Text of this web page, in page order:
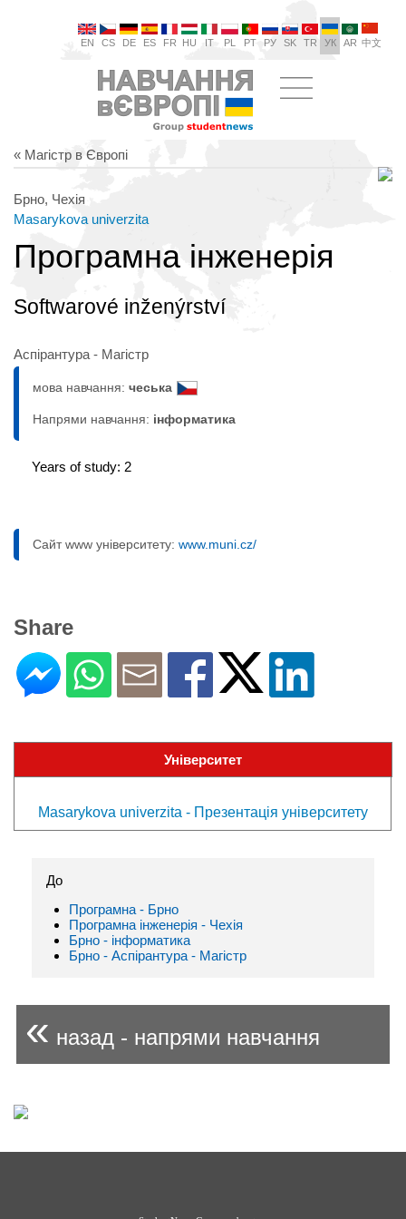
EN CS DE ES FR HU IT PL PT РУ SK TR УК AR 中文
« Магістр в Європі
Брно, Чехія
Masarykova univerzita
Програмна інженерія
Softwarové inženýrství
Аспірантура - Магістр
мова навчання: чеська
Напрями навчання: інформaтика
Years of study: 2
Сайт www університету: www.muni.cz/
Share
Університет
Masarykova univerzita - Презентація університету
До
Програмна - Брно
Програмна інженерія - Чехія
Брно - інформaтика
Брно - Аспірантура - Магістр
« назад - напрями навчання